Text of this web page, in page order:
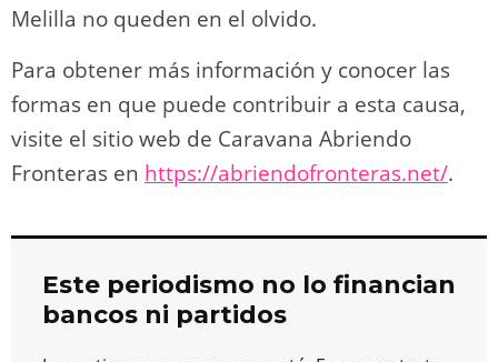
Melilla no queden en el olvido.
Para obtener más información y conocer las
formas en que puede contribuir a esta causa,
visite el sitio web de Caravana Abriendo
Fronteras en https://abriendofronteras.net/.
Este periodismo no lo financian
bancos ni partidos